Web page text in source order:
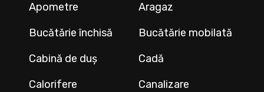
Apometre
Aragaz
Bucătărie închisă
Bucătărie mobilată
Cabină de duș
Cadă
Calorifere
Canalizare